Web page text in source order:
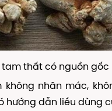
tam thất có nguồn gốc
không nhãn mác,
hướng dẫn liều dùng